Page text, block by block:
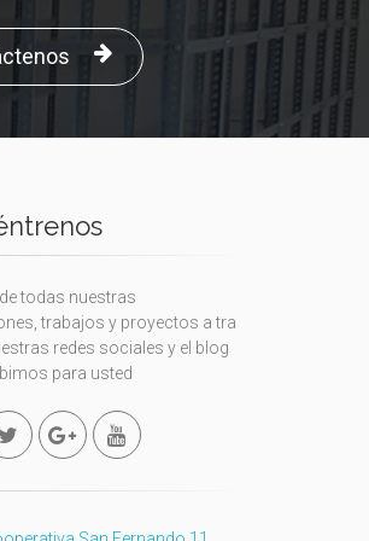
todas nuestras
trabajos y proyectos a tra
redes sociales y el blog
para usted